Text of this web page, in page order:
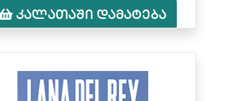
კალათაში დამატება